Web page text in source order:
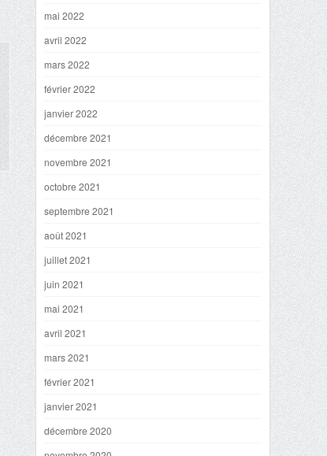
mai 2022
avril 2022
mars 2022
février 2022
janvier 2022
décembre 2021
novembre 2021
octobre 2021
septembre 2021
août 2021
juillet 2021
juin 2021
mai 2021
avril 2021
mars 2021
février 2021
janvier 2021
décembre 2020